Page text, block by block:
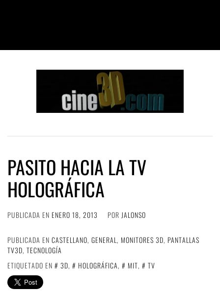
PASITO HACIA LA TV
HOLOGRÁFICA
PUBLICADA EN ENERO 18, 2013 POR JALONSO
PUBLICADA EN CASTELLANO, GENERAL, MONITORES 3D, PANTALLAS
TV3D, TECNOLOGÍA
ETIQUETADO EN
3D, HOLOGRÁFICA, MIT, TV